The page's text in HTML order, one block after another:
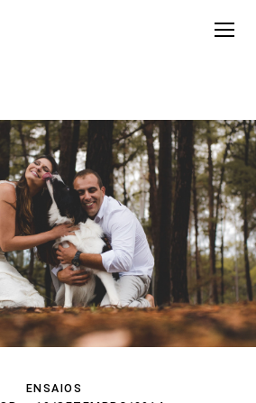
ENSAIOS